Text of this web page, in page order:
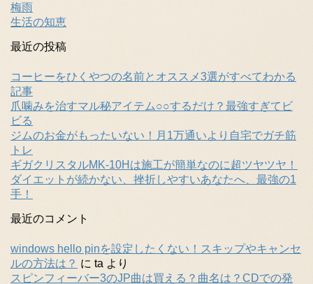
梅雨
生活の知恵
最近の投稿
コーヒーをひくやつの名前とオススメ3選がすべてわかる
記事
爪噛みを治すマル秘アイテム○○するだけ？最強すぎてビ
ビる
ジムのお金がもったいない！月1万通いより自宅でガチ筋
トレ
ギガクリスタルMK-10Hは施工が簡単なのに超ツヤツヤ！
ダイエットが続かない、挫折しやすいあなたへ、最強の1
手！
最近のコメント
windows hello pinを設定したくない！スキップやキャンセ
ルの方法は？ に ta より
スピンフィーバー3のJP曲は買える？曲名は？CDでの発